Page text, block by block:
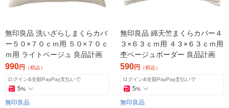
無印良品 洗いざらしまくらカバ
ー５０×７０ｃｍ用 ５０×７０ｃ
ｍ用 ライトベージュ 良品計画
990円 （税込）
ログイン&全額PayPay支払いで
5%
無印良品
無印良品 綿天竺まくらカバー４
３×６３ｃｍ用 ４３×６３ｃｍ用
杢ベージュボーダー 良品計画
590円 （税込）
ログイン&全額PayPay支払いで
5%
無印良品